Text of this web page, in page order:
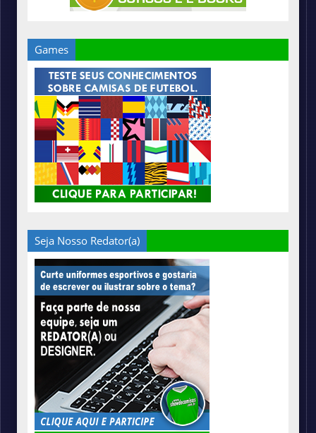
Games
Seja Nosso Redator(a)